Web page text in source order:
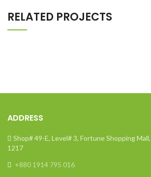
RELATED PROJECTS
ADDRESS
Shop# 49-E, Level# 3, Fortune Shopping
1217
+880 1914 795 016